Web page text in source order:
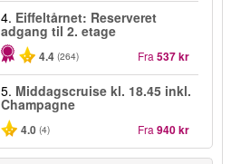
4. Eiffeltårnet: Reserveret
adgang til 2. etage
4.4 (264) Fra 537 kr
5. Middagscruise kl. 18.45 inkl.
Champagne
4.0 (4) Fra 940 kr